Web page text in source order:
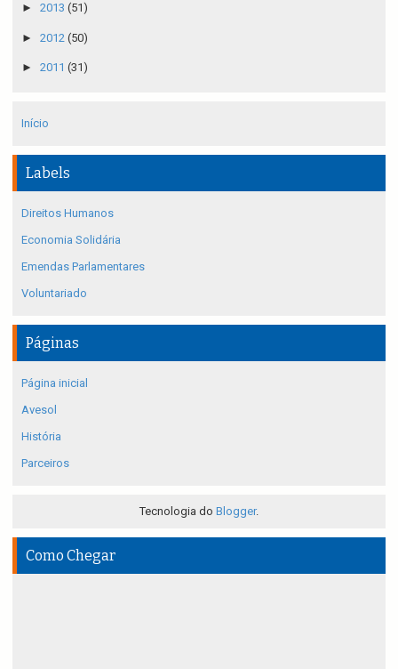
► 2013 (51)
► 2012 (50)
► 2011 (31)
Início
Labels
Direitos Humanos
Economia Solidária
Emendas Parlamentares
Voluntariado
Páginas
Página inicial
Avesol
História
Parceiros
Tecnologia do Blogger.
Como Chegar